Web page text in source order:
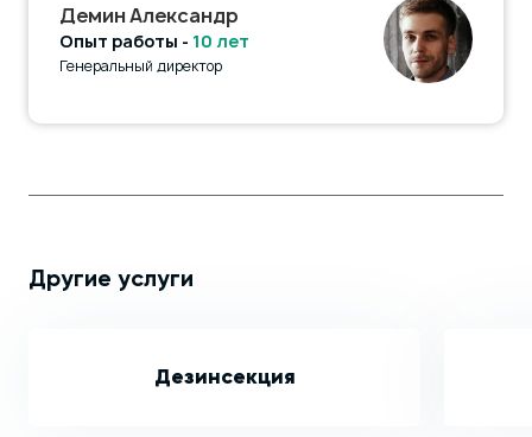
Демин Александр
Опыт работы - 10 лет
Генеральный директор
Другие услуги
Дезинсекция